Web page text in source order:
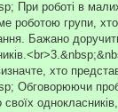
При роботі в малих
роботою групи,
Бажано
хто
Обговорюючи